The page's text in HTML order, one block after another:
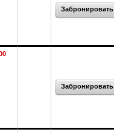
Забронировать
Забронировать